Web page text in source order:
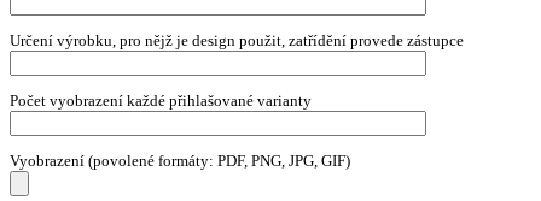
Určení výrobku, pro nějž je design použit, zatřídění provede zástupce
Počet vyobrazení každé přihlašované varianty
Vyobrazení (povolené formáty: PDF, PNG, JPG, GIF)